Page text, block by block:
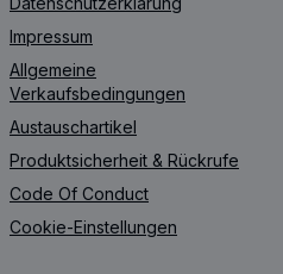
Impressum
Allgemeine
Verkaufsbedingungen
Austauschartikel
Produktsicherheit & Rückrufe
Code Of Conduct
Cookie-Einstellungen